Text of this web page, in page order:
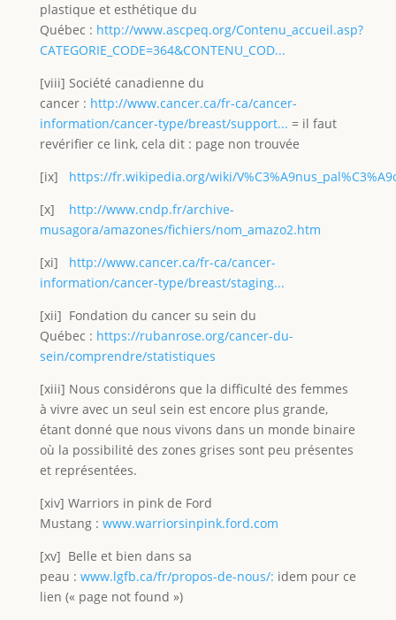
plastique et esthétique du
Québec : http://www.ascpeq.org/Contenu_accueil.asp?
CATEGORIE_CODE=364&CONTENU_COD...
[viii] Société canadienne du
cancer : http://www.cancer.ca/fr-ca/cancer-
information/cancer-type/breast/support... = il faut
revérifier ce link, cela dit : page non trouvée
[ix] https://fr.wikipedia.org/wiki/
[x] http://www.cndp.fr/archive-
musagora/amazones/fichiers/nom_amazo2.htm
[xi] http://www.cancer.ca/fr-ca/cancer-
information/cancer-type/breast/staging...
[xii] Fondation du cancer su sein du
Québec : https://rubanrose.org/cancer-du-
sein/comprendre/statistiques
[xiii] Nous considérons que la difficulté des femmes
à vivre avec un seul sein est encore plus grande,
étant donné que nous vivons dans un monde binaire
où la possibilité des zones grises sont peu présentes
et représentées.
[xiv] Warriors in pink de Ford
Mustang : www.warriorsinpink.ford.com
[xv] Belle et bien dans sa
peau : www.lgfb.ca/fr/propos-de-nous/: idem pour ce
lien (« page not found »)